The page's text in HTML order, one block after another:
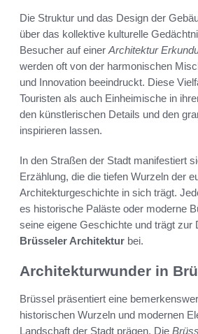
Die Struktur und das Design der
über das kollektive kulturelle
Besucher auf einer Architektur
werden oft von der harmonischen
und Innovation beeindruckt. Diese
Touristen als auch Einheimische in
den künstlerischen Details und den
inspirieren lassen.
In den Straßen der Stadt manifestiert
Erzählung, die die tiefen Wurzeln der
Architekturgeschichte in sich trägt.
es historische Paläste oder moderne
seine eigene Geschichte und trägt zur
Brüsseler Architektur bei.
Architekturwunder in
Brüssel präsentiert eine
historischen Wurzeln und modernen
Landschaft der Stadt prägen. Die